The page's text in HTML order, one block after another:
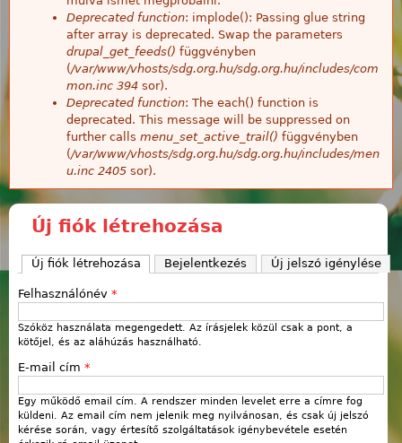
Deprecated function: implode(): Passing glue string
after array is deprecated. Swap the parameters
drupal_get_feeds() függvényben
(/var/www/vhosts/sdg.org.hu/sdg.org.hu/includes/com
mon.inc 394 sor).
Deprecated function: The each() function is
deprecated. This message will be suppressed on
further calls menu_set_active_trail() függvényben
(/var/www/vhosts/sdg.org.hu/sdg.org.hu/includes/men
u.inc 2405 sor).
Új fiók létrehozása
Új fiók létrehozása (aktív fül)
Bejelentkezés Új jelszó igénylése
Felhasználónév *
Szóköz használata megengedett. Az írásjelek közül csak a pont, a
kötőjel, és az aláhúzás használható.
E-mail cím *
Egy működő email cím. A rendszer minden levelet erre a címre fog
küldeni. Az email cím nem jelenik meg nyilvánosan, és csak új jelszó
kérése során, vagy értesítő szolgáltatások igénybevétele esetén